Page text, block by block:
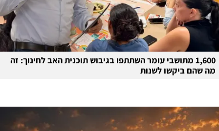
1,600 מתושבי עומר השתתפו בגיבוש תוכנית האב לחינוך: זה
מה שהם ביקשו לשנות